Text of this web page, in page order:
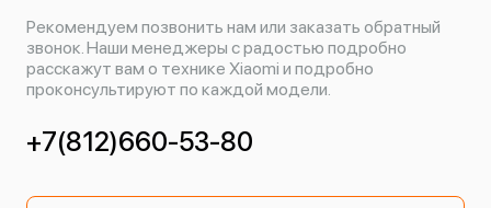
Рекомендуем позвонить нам или заказать обратный
звонок. Наши менеджеры с радостью подробно
расскажут вам о технике Xiaomi и подробно
проконсультируют по каждой модели.
+7(812)660-53-80